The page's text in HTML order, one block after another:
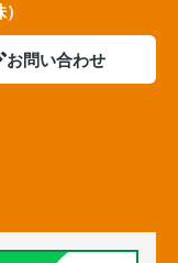
お問い合わせ